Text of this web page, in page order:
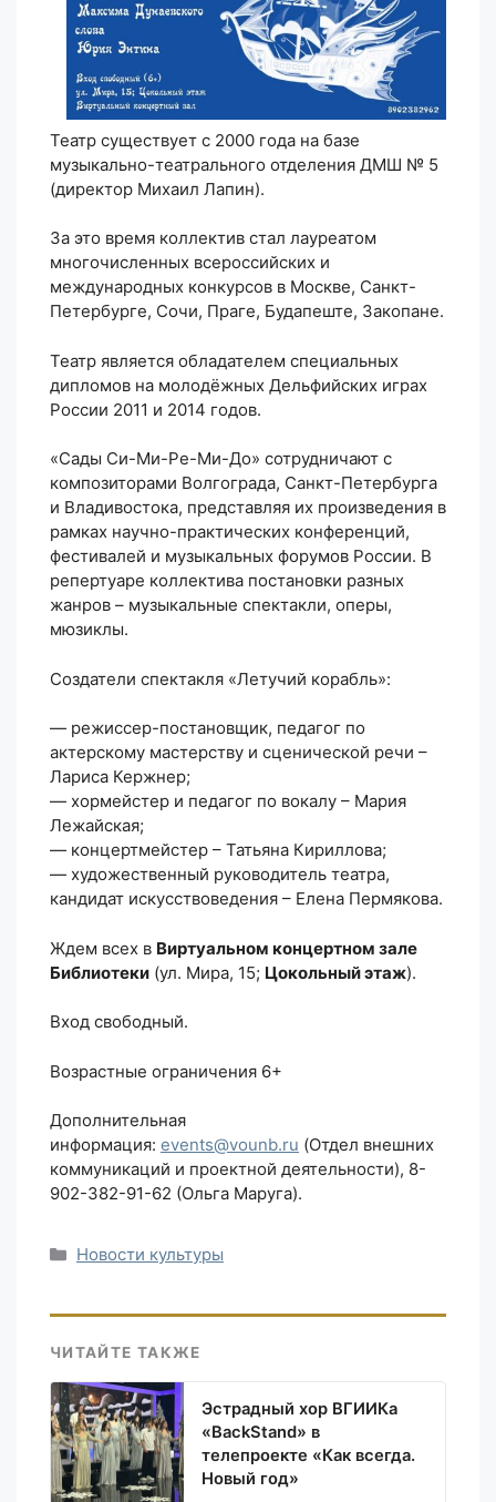
Театр существует с 2000 года на базе
музыкально-театрального отделения ДМШ № 5
(директор Михаил Лапин).
За это время коллектив стал лауреатом
многочисленных всероссийских и
международных конкурсов в Москве, Санкт-
Петербурге, Сочи, Праге, Будапеште, Закопане.
Театр является обладателем специальных
дипломов на молодёжных Дельфийских играх
России 2011 и 2014 годов.
«Сады Си-Ми-Ре-Ми-До» сотрудничают с
композиторами Волгограда, Санкт-Петербурга
и Владивостока, представляя их произведения в
рамках научно-практических конференций,
фестивалей и музыкальных форумов России. В
репертуаре коллектива постановки разных
жанров – музыкальные спектакли, оперы,
мюзиклы.
Создатели спектакля «Летучий корабль»:
— режиссер-постановщик, педагог по
актерскому мастерству и сценической речи –
Лариса Кержнер;
— хормейстер и педагог по вокалу – Мария
Лежайская;
— концертмейстер – Татьяна Кириллова;
— художественный руководитель театра,
кандидат искусствоведения – Елена Пермякова.
Ждем всех в Виртуальном концертном зале
Библиотеки (ул. Мира, 15; Цокольный этаж).
Вход свободный.
Возрастные ограничения 6+
Дополнительная
информация: events@vounb.ru (Отдел внешних
коммуникаций и проектной деятельности), 8-
902-382-91-62 (Ольга Маруга).
Рубрики
Новости культуры
ЧИТАЙТЕ ТАКЖЕ
Эстрадный хор ВГИИКа
«BackStand» в
телепроекте «Как всегда.
Новый год»